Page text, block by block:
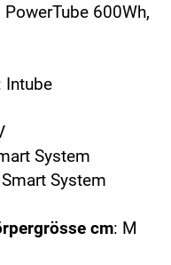
PowerTube 600Wh,
Intube
System
System
cm: M